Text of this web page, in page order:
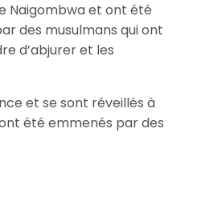
Naigombwa et ont été
des musulmans qui ont
d’abjurer et les
et se sont réveillés à
été emmenés par des